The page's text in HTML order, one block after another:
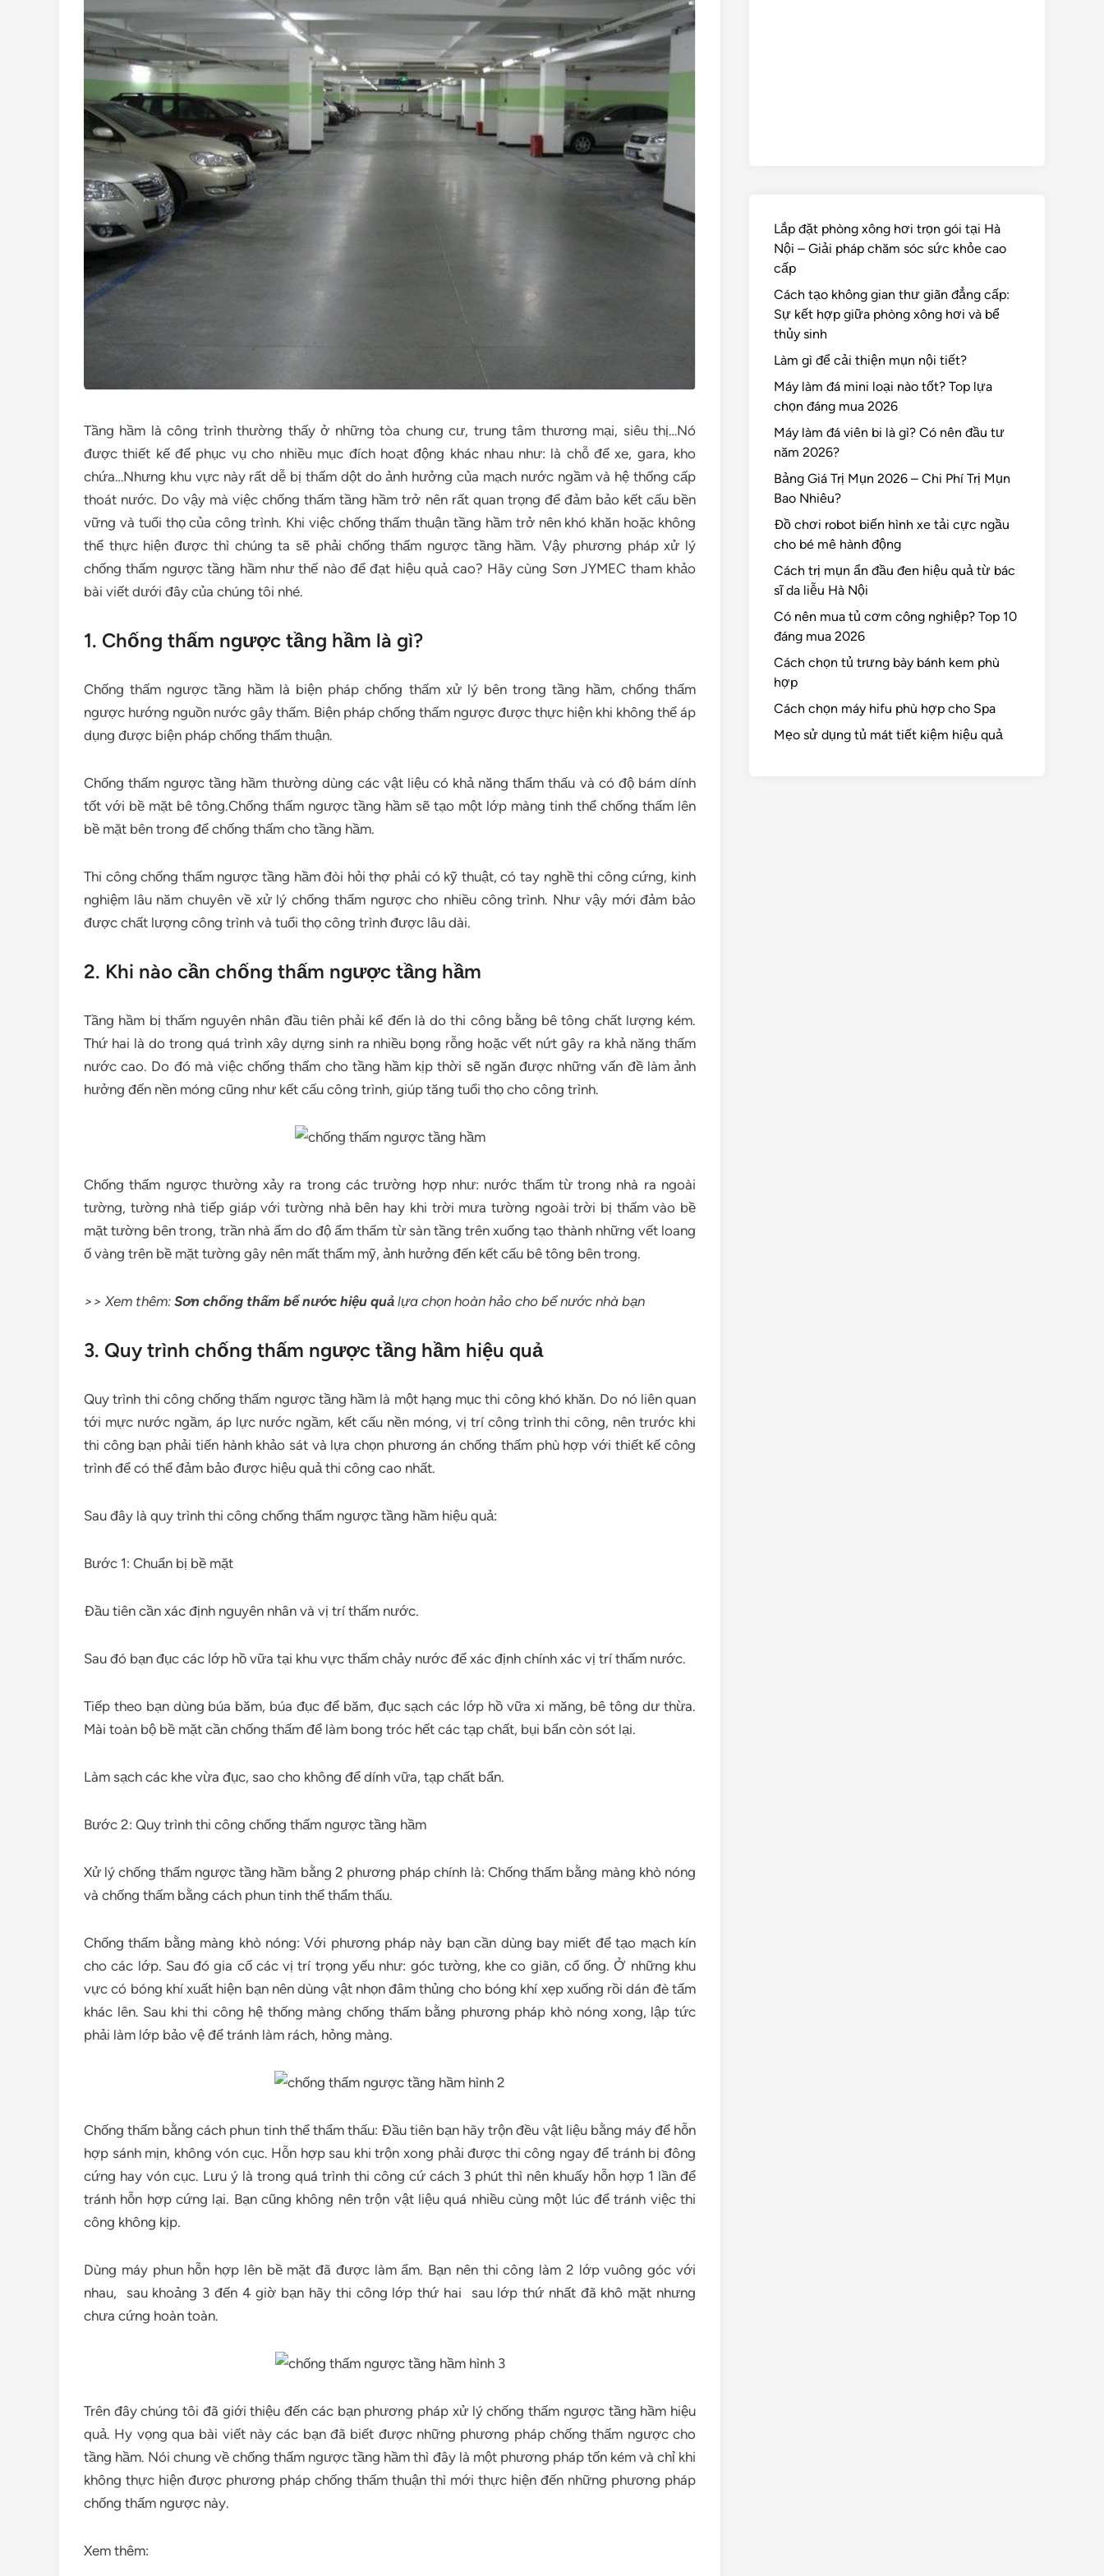
Tầng hầm là công trình thường thấy ở những tòa chung cư, trung tâm thương mại, siêu thị…Nó
được thiết kế để phục vụ cho nhiều mục đích hoạt động khác nhau như: là chỗ để xe, gara, kho
chứa…Nhưng khu vực này rất dễ bị thấm dột do ảnh hưởng của mạch nước ngầm và hệ thống cấp
thoát nước. Do vậy mà việc chống thấm tầng hầm trở nên rất quan trọng để đảm bảo kết cấu bền
vững và tuổi thọ của công trình. Khi việc chống thấm thuận tầng hầm trở nên khó khăn hoặc không
thể thực hiện được thì chúng ta sẽ phải chống thấm ngược tầng hầm. Vậy phương pháp xử lý
chống thấm ngược tầng hầm như thế nào để đạt hiệu quả cao? Hãy cùng Sơn JYMEC tham khảo
bài viết dưới đây của chúng tôi nhé.
1. Chống thấm ngược tầng hầm là gì?
Chống thấm ngược tầng hầm là biện pháp chống thấm xử lý bên trong tầng hầm, chống thấm
ngược hướng nguồn nước gây thấm. Biện pháp chống thấm ngược được thực hiện khi không thể áp
dụng được biện pháp chống thấm thuận.
Chống thấm ngược tầng hầm thường dùng các vật liệu có khả năng thẩm thấu và có độ bám dính
tốt với bề mặt bê tông.Chống thấm ngược tầng hầm sẽ tạo một lớp màng tinh thể chống thấm lên
bề mặt bên trong để chống thấm cho tầng hầm.
Thi công chống thấm ngược tầng hầm đòi hỏi thợ phải có kỹ thuật, có tay nghề thi công cứng, kinh
nghiệm lâu năm chuyên về xử lý chống thấm ngược cho nhiều công trình. Như vậy mới đảm bảo
được chất lượng công trình và tuổi thọ công trình được lâu dài.
2. Khi nào cần chống thấm ngược tầng hầm
Tầng hầm bị thấm nguyên nhân đầu tiên phải kể đến là do thi công bằng bê tông chất lượng kém.
Thứ hai là do trong quá trình xây dựng sinh ra nhiều bọng rỗng hoặc vết nứt gây ra khả năng thấm
nước cao. Do đó mà việc chống thấm cho tầng hầm kịp thời sẽ ngăn được những vấn đề làm ảnh
hưởng đến nền móng cũng như kết cấu công trình, giúp tăng tuổi thọ cho công trình.
Chống thấm ngược thường xảy ra trong các trường hợp như: nước thấm từ trong nhà ra ngoài
tường, tường nhà tiếp giáp với tường nhà bên hay khi trời mưa tường ngoài trời bị thấm vào bề
mặt tường bên trong, trần nhà ẩm do độ ẩm thấm từ sàn tầng trên xuống tạo thành những vết loang
ố vàng trên bề mặt tường gây nên mất thẩm mỹ, ảnh hưởng đến kết cấu bê tông bên trong.
>> Xem thêm: Sơn chống thấm bể nước hiệu quả lựa chọn hoàn hảo cho bể nước nhà bạn
3. Quy trình chống thấm ngược tầng hầm hiệu quả
Quy trình thi công chống thấm ngược tầng hầm là một hạng mục thi công khó khăn. Do nó liên quan
tới mực nước ngầm, áp lực nước ngầm, kết cấu nền móng, vị trí công trình thi công, nên trước khi
thi công bạn phải tiến hành khảo sát và lựa chọn phương án chống thấm phù hợp với thiết kế công
trình để có thể đảm bảo được hiệu quả thi công cao nhất.
Sau đây là quy trình thi công chống thấm ngược tầng hầm hiệu quả:
Bước 1: Chuẩn bị bề mặt
Đầu tiên cần xác định nguyên nhân và vị trí thấm nước.
Sau đó bạn đục các lớp hồ vữa tại khu vực thấm chảy nước để xác định chính xác vị trí thấm nước.
Tiếp theo bạn dùng búa băm, búa đục để băm, đục sạch các lớp hồ vữa xi măng, bê tông dư thừa.
Mài toàn bộ bề mặt cần chống thấm để làm bong tróc hết các tạp chất, bụi bẩn còn sót lại.
Làm sạch các khe vừa đục, sao cho không để dính vữa, tạp chất bẩn.
Bước 2: Quy trình thi công chống thấm ngược tầng hầm
Xử lý chống thấm ngược tầng hầm bằng 2 phương pháp chính là: Chống thấm bằng màng khò nóng
và chống thấm bằng cách phun tinh thể thẩm thấu.
Chống thấm bằng màng khò nóng: Với phương pháp này bạn cần dùng bay miết để tạo mạch kín
cho các lớp. Sau đó gia cố các vị trí trọng yếu như: góc tường, khe co giãn, cổ ống. Ở những khu
vực có bóng khí xuất hiện bạn nên dùng vật nhọn đâm thủng cho bóng khí xẹp xuống rồi dán đè tấm
khác lên. Sau khi thi công hệ thống màng chống thấm bằng phương pháp khò nóng xong, lập tức
phải làm lớp bảo vệ để tránh làm rách, hỏng màng.
Chống thấm bằng cách phun tinh thể thẩm thấu: Đầu tiên bạn hãy trộn đều vật liệu bằng máy để hỗn
hợp sánh mịn, không vón cục. Hỗn hợp sau khi trộn xong phải được thi công ngay để tránh bị đông
cứng hay vón cục. Lưu ý là trong quá trình thi công cứ cách 3 phút thì nên khuấy hỗn hợp 1 lần để
tránh hỗn hợp cứng lại. Bạn cũng không nên trộn vật liệu quá nhiều cùng một lúc để tránh việc thi
công không kịp.
Dùng máy phun hỗn hợp lên bề mặt đã được làm ẩm. Bạn nên thi công làm 2 lớp vuông góc với
nhau, sau khoảng 3 đến 4 giờ bạn hãy thi công lớp thứ hai sau lớp thứ nhất đã khô mặt nhưng
chưa cứng hoàn toàn.
Trên đây chúng tôi đã giới thiệu đến các bạn phương pháp xử lý chống thấm ngược tầng hầm hiệu
quả. Hy vọng qua bài viết này các bạn đã biết được những phương pháp chống thấm ngược cho
tầng hầm. Nói chung về chống thấm ngược tầng hầm thì đây là một phương pháp tốn kém và chỉ khi
không thực hiện được phương pháp chống thấm thuận thì mới thực hiện đến những phương pháp
chống thấm ngược này.
Xem thêm:
Lắp đặt phòng xông hơi trọn gói tại Hà
Nội – Giải pháp chăm sóc sức khỏe cao
cấp
Cách tạo không gian thư giãn đẳng cấp:
Sự kết hợp giữa phòng xông hơi và bể
thủy sinh
Làm gì để cải thiện mụn nội tiết?
Máy làm đá mini loại nào tốt? Top lựa
chọn đáng mua 2026
Máy làm đá viên bi là gì? Có nên đầu tư
năm 2026?
Bảng Giá Trị Mụn 2026 – Chi Phí Trị Mụn
Bao Nhiêu?
Đồ chơi robot biến hình xe tải cực ngầu
cho bé mê hành động
Cách trị mụn ẩn đầu đen hiệu quả từ bác
sĩ da liễu Hà Nội
Có nên mua tủ cơm công nghiệp? Top 10
đáng mua 2026
Cách chọn tủ trưng bày bánh kem phù
hợp
Cách chọn máy hifu phù hợp cho Spa
Mẹo sử dụng tủ mát tiết kiệm hiệu quả